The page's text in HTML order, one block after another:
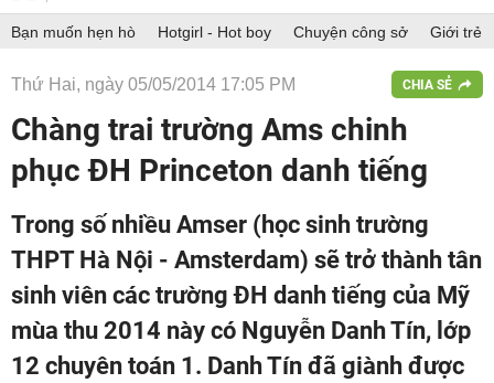
Bạn muốn hẹn hò Hotgirl - Hot boy Chuyện công sở Giới trẻ
Thứ Hai, ngày 05/05/2014 17:05 PM CHIA SẺ
Chàng trai trường Ams chinh
phục ĐH Princeton danh tiếng
Trong số nhiều Amser (học sinh trường
THPT Hà Nội - Amsterdam) sẽ trở thành tân
sinh viên các trường ĐH danh tiếng của Mỹ
mùa thu 2014 này có Nguyễn Danh Tín, lớp
12 chuyên toán 1. Danh Tín đã giành được